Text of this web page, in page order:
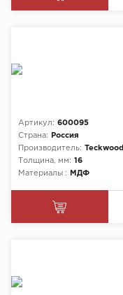
Артикул: 600095
Страна:
Россия
Производитель: Teckwood
Толщина, мм: 16
Материалы :
МДФ